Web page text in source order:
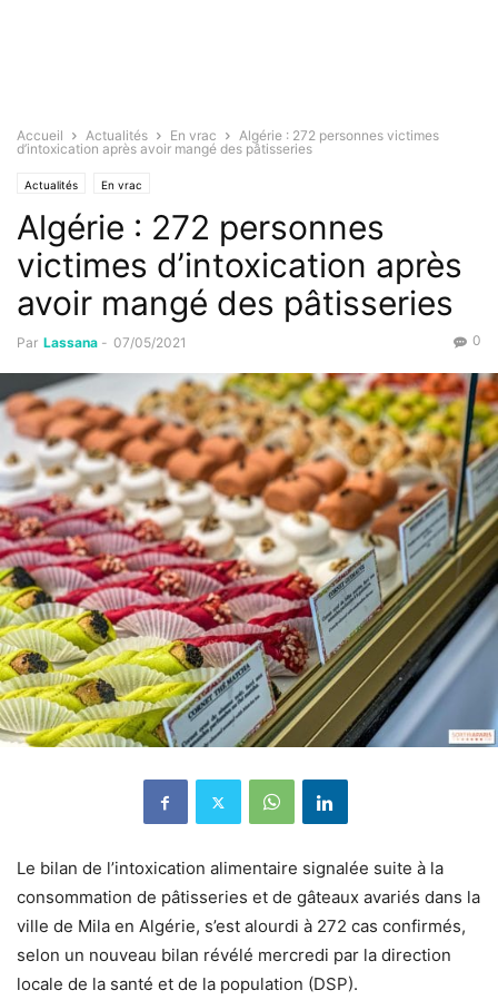
Accueil Actualités En vrac
Algérie : 272 personnes victimes
d’intoxication après avoir mangé des pâtisseries
Actualités En vrac
Algérie : 272 personnes
victimes d’intoxication après
avoir mangé des pâtisseries
Par Lassana - 07/05/2021 0
Le bilan de l’intoxication alimentaire signalée suite à la
consommation de pâtisseries et de gâteaux avariés dans la
ville de Mila en Algérie, s’est alourdi à 272 cas confirmés,
selon un nouveau bilan révélé mercredi par la direction
locale de la santé et de la population (DSP).